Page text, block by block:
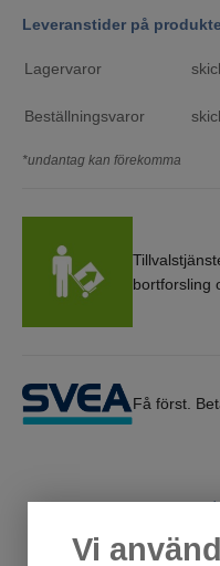
Vi
Leveranstider på
Lagervaror
Beställningsvaror
*undantag kan förekomma
bortforsling
Få först.
Relaterade